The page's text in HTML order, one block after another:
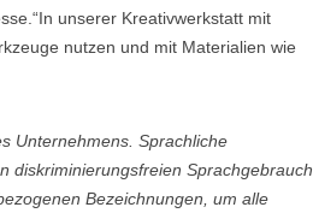
unserer Kreativwerkstatt mit
nutzen und mit Materialien wie
Unternehmens. Sprachliche
diskriminierungsfreien Sprachgebrauch
Bezeichnungen, um alle